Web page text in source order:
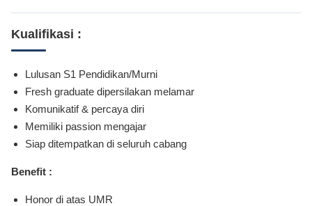
Kualifikasi :
Lulusan S1 Pendidikan/Murni
Fresh graduate dipersilakan melamar
Komunikatif & percaya diri
Memiliki passion mengajar
Siap ditempatkan di seluruh cabang
Benefit :
Honor di atas UMR